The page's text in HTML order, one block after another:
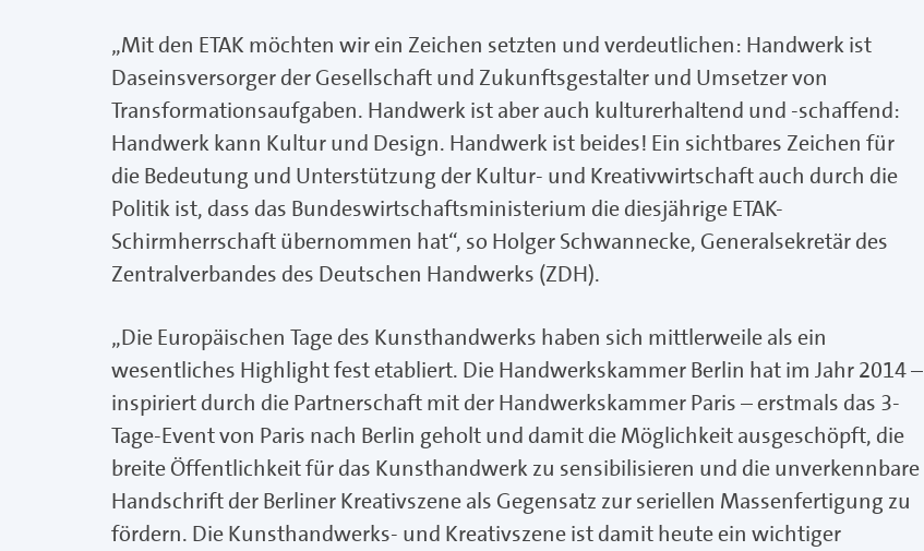
„Mit den ETAK möchten wir ein Zeichen setzten und verdeutlichen: Handwerk ist
Daseinsversorger der Gesellschaft und Zukunftsgestalter und Umsetzer von
Transformationsaufgaben. Handwerk ist aber auch kulturerhaltend und -schaffend:
Handwerk kann Kultur und Design. Handwerk ist beides! Ein sichtbares Zeichen für
die Bedeutung und Unterstützung der Kultur- und Kreativwirtschaft auch durch die
Politik ist, dass das Bundeswirtschaftsministerium die diesjährige ETAK-
Schirmherrschaft übernommen hat“, so Holger Schwannecke, Generalsekretär des
Zentralverbandes des Deutschen Handwerks (ZDH).
„Die Europäischen Tage des Kunsthandwerks haben sich mittlerweile als ein
wesentliches Highlight fest etabliert. Die Handwerkskammer Berlin hat im Jahr 2014 –
inspiriert durch die Partnerschaft mit der Handwerkskammer Paris – erstmals das 3-
Tage-Event von Paris nach Berlin geholt und damit die Möglichkeit ausgeschöpft, die
breite Öffentlichkeit für das Kunsthandwerk zu sensibilisieren und die unverkennbare
Handschrift der Berliner Kreativszene als Gegensatz zur seriellen Massenfertigung zu
fördern. Die Kunsthandwerks- und Kreativszene ist damit heute ein wichtiger